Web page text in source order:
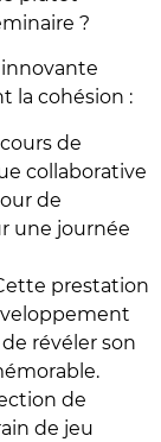
?
la cohésion :
de
collaborative
de
une journée
prestation
révéler son
de
de jeu